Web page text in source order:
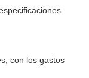
con los gastos